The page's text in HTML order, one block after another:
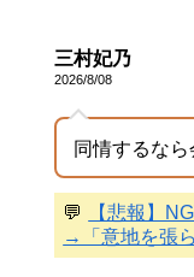
三村妃乃
2026/8/08
同情するな
💬
【悲報】
→「意地を張